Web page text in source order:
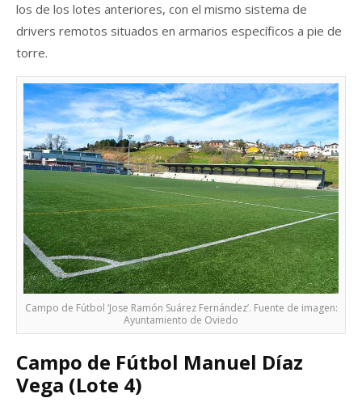
los de los lotes anteriores, con el mismo sistema de
drivers remotos situados en armarios específicos a pie de
torre.
Campo de Fútbol ‘Jose Ramón Suárez Fernández’. Fuente de imagen:
Ayuntamiento de Oviedo
Campo de Fútbol Manuel Díaz
Vega (Lote 4)